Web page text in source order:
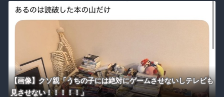
【画像】クソ親「うちの子には絶対にゲームさせないしテレビも
見させない！！！！！」